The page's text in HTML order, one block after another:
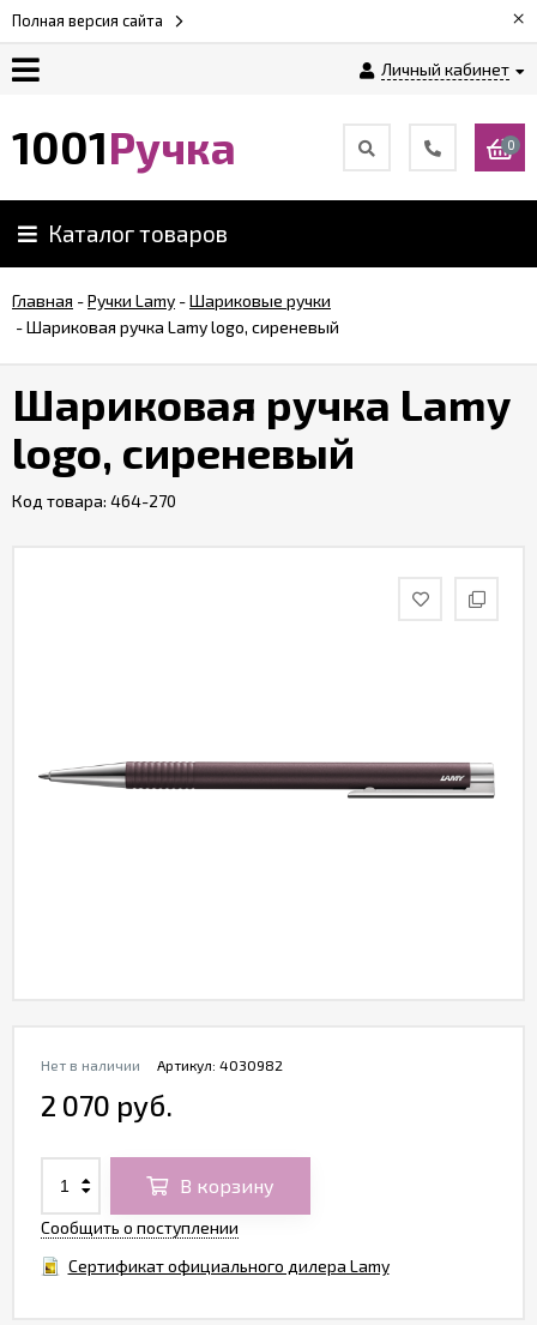
Полная версия сайта ×
Личный кабинет
Возврат
Обзоры
ручек
Контакты
1001Ручка 0
Каталог товаров
Главная -Ручки Lamy -Шариковые ручки
-Шариковая ручка Lamy logo, сиреневый
Шариковая ручка Lamy
logo, сиреневый
Код товара: 464-270
Артикул: 4030982
Нет в наличии
2 070 руб.
В корзину
Сообщить о поступлении
Сертификат официального дилера Lamy